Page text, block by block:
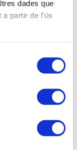
dades que
a partir de l'ús
rellevants del
tancament del
importants
Societats, així